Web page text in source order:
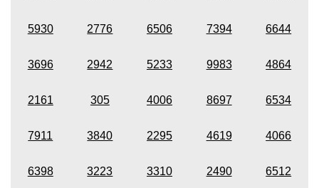
5930 2776 6506 7394 6644
3696 2942 5233 9983 4864
2161 305 4006 8697 6534
7911 3840 2295 4619 4066
6398 3223 3310 2490 6512